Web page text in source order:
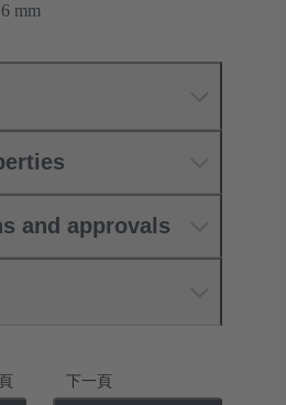
mm
and approvals
下一頁